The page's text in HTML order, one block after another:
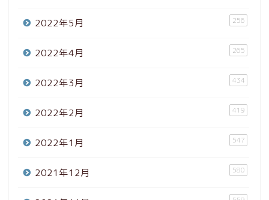
2022年5月 256
2022年4月 265
2022年3月 434
2022年2月 419
2022年1月 547
2021年12月 580